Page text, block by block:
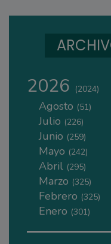
2026 (2024)
Agosto (51)
Julio (226)
Junio (259)
Mayo (242)
Abril (295)
Marzo (325)
Febrero (325)
Enero (301)